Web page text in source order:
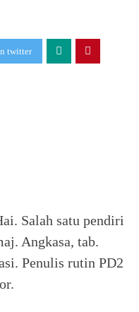
twitter
Salah satu pendiri
Angkasa, tab.
Penulis rutin PD2